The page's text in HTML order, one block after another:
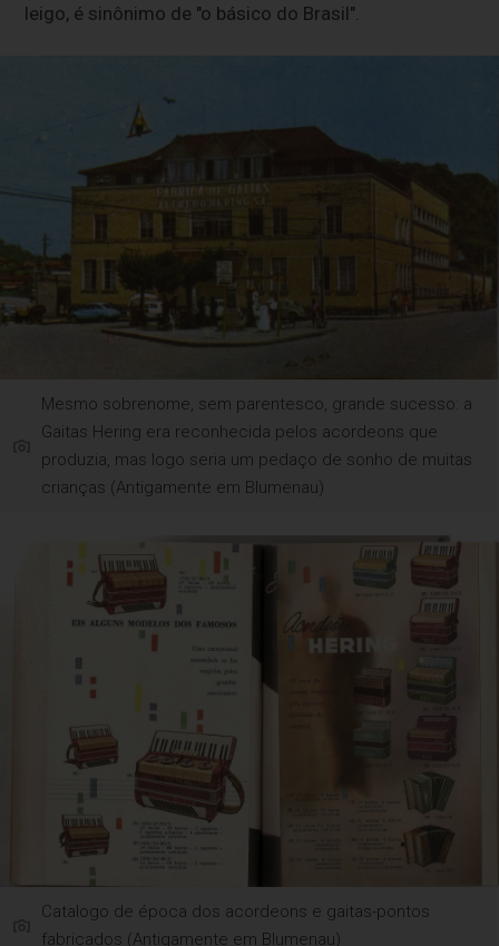
leigo, é sinônimo de "o básico do Brasil".
Mesmo sobrenome, sem parentesco, grande sucesso: a
Gaitas Hering era reconhecida pelos acordeons que
produzia, mas logo seria um pedaço de sonho de muitas
crianças (Antigamente em Blumenau)
Catalogo de época dos acordeons e gaitas-pontos
fabricados (Antigamente em Blumenau)